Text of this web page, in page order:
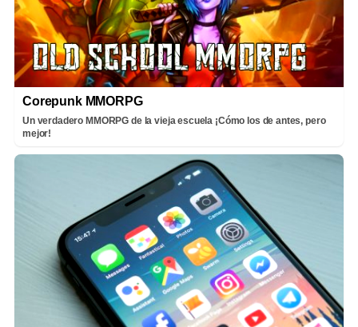
Corepunk MMORPG
Un verdadero MMORPG de la vieja escuela ¡Cómo los de antes, pero
mejor!